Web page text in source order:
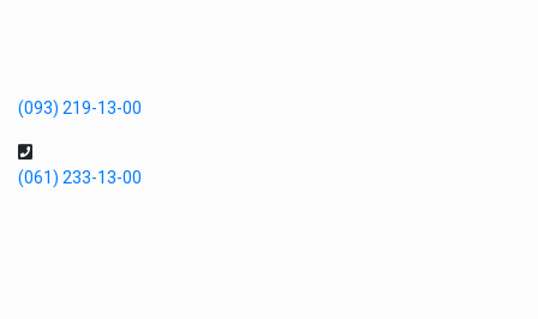
(093) 219-13-00
(061) 233-13-00